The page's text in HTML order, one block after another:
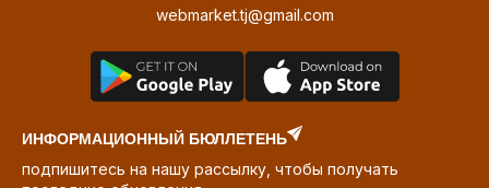
webmarket.tj@gmail.com
ИНФОРМАЦИОННЫЙ БЮЛЛЕТЕНЬ
подпишитесь на нашу рассылку, чтобы получать